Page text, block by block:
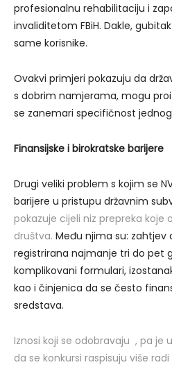
profesionalnu rehabilitaciju i
invaliditetom FBiH. Dakle,
same korisnike.
Ovakvi primjeri pokazuju da
s dobrim namjerama, mogu
se zanemari specifičnost
Finansijske i birokratske barijere
Drugi veliki problem s kojim se
barijere u pristupu državnim
pokazuje cijeli niz prepreka koje
društva. Među njima su: zahtjev
registrirana najmanje tri do pet
komplikovani formulari,
kao i činjenica da se često
sredstava.
Iznosi koji se odobravaju , pa je
da se konkursi raspisuju više